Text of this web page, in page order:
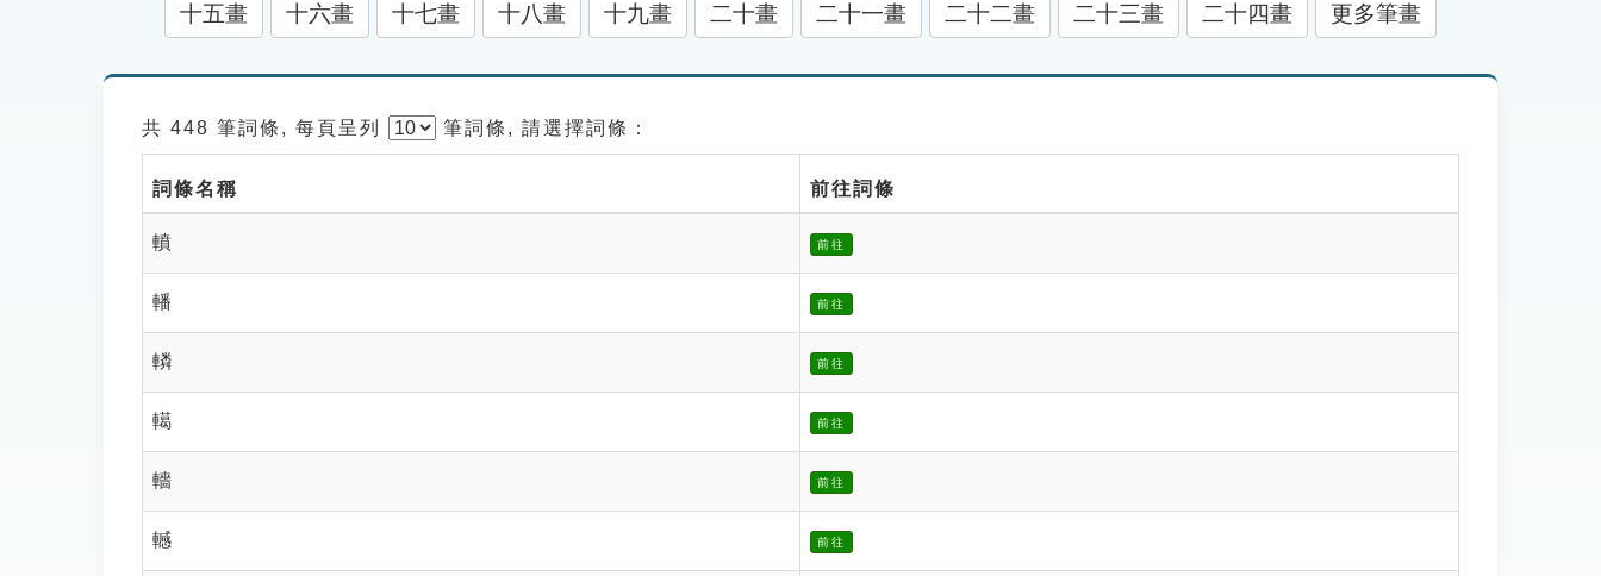
十五畫 十六畫 十七畫 十八畫 十九畫 二十畫 二十一畫 二十二畫 二十三畫 二十四畫 更多筆畫
共 448 筆詞條, 每頁呈列 筆詞條, 請選擇詞條：
詞條名稱 前往詞條
轒 前往
轓 前往
轔 前往
轕 前往
轖 前往
轗 前往